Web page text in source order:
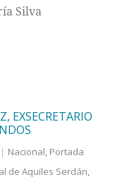
Silva
EXSECRETARIO
Nacional, Portada
de Aquiles Serdán,